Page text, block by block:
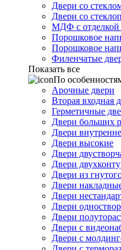
Двери со
Двери со
МДФ с
Порошковое
Порошковое
Филенчатые
Показать все
По
Арочные двери
Вторая входная
Герметичные
Двери больших
Двери
Двери высокие
Двери
Двери
Двери из
Двери
Двери
Двери
Двери
Двери с
Двери с